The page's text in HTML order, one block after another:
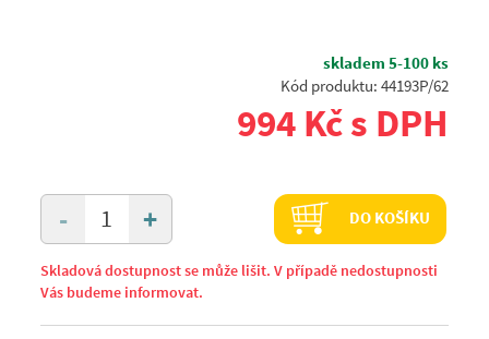
skladem 5-100 ks
Kód produktu: 44193P/62
994 Kč s DPH
+
- DO KOŠÍKU
Skladová dostupnost se může lišit. V případě nedostupnosti
Vás budeme informovat.